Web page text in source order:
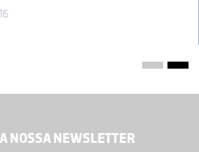
NOSSA NEWSLETTER